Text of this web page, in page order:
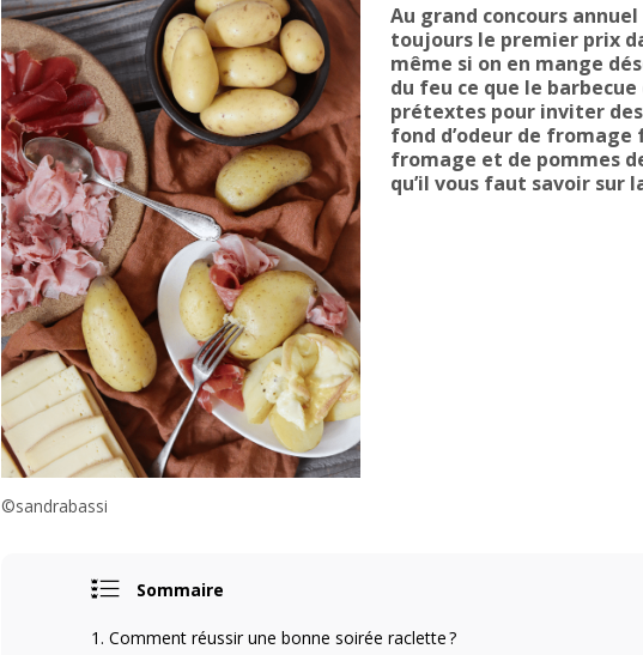
©sandrabassi
Au grand concours
toujours le premier prix
même si on en mange
du feu ce que le
prétextes pour inviter
fond d’odeur de fromage
fromage et de pommes
qu’il vous faut savoir sur
Sommaire
1. Comment réussir une bonne soirée raclette ?